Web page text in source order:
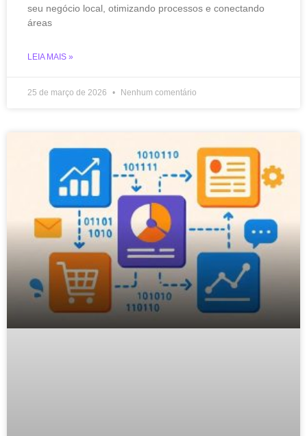
seu negócio local, otimizando processos e conectando
áreas
LEIA MAIS »
25 de março de 2026 Nenhum comentário